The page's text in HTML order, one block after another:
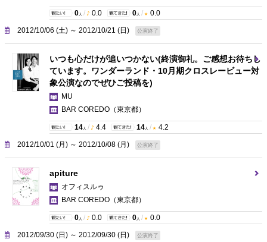
0 人 / 0.0 0 人 / 0.0
2012/10/06 (土) ～ 2012/10/21 (日) 公演終了
いつも心だけが追いつかない(終演御礼。ご感想お待ちし
ています。ワンダーランド・10月期クロスレービュー対
象公演なのでぜひご投稿を)
MU
BAR COREDO （東京都）
14 人 / 4.4 14 人 / 4.2
2012/10/01 (月) ～ 2012/10/08 (月) 公演終了
apiture
オフィスルゥ
BAR COREDO （東京都）
0 人 / 0.0 0 人 / 0.0
2012/09/30 (日) ～ 2012/09/30 (日) 公演終了